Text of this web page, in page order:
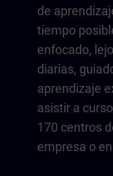
de
tiempo
enfocado,
diarias,
aprendizaje
asistir a
170 centros
empresa o